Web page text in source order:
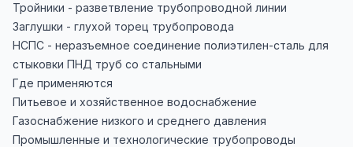
Тройники - разветвление трубопроводной линии
Заглушки - глухой торец трубопровода
НСПС - неразъемное соединение полиэтилен-сталь для
стыковки ПНД труб со стальными
Где применяются
Питьевое и хозяйственное водоснабжение
Газоснабжение низкого и среднего давления
Промышленные и технологические трубопроводы